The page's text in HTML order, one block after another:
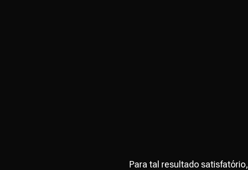
Para tal resultado